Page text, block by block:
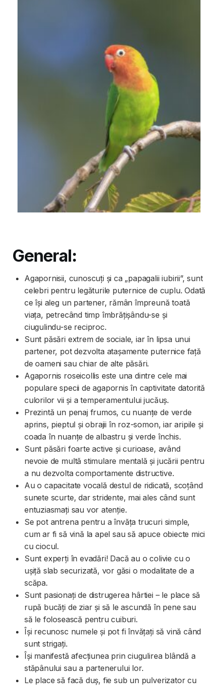
General:
Agapornisii, cunoscuți și ca „papagalii iubirii”, sunt
celebri pentru legăturile puternice de cuplu. Odată
ce își aleg un partener, rămân împreună toată
viața, petrecând timp îmbrățișându-se și
ciugulindu-se reciproc.
Sunt păsări extrem de sociale, iar în lipsa unui
partener, pot dezvolta atașamente puternice față
de oameni sau chiar de alte păsări.
Agapornis roseicollis este una dintre cele mai
populare specii de agapornis în captivitate datorită
culorilor vii și a temperamentului jucăuș.
Prezintă un penaj frumos, cu nuanțe de verde
aprins, pieptul și obrajii în roz-somon, iar aripile și
coada în nuanțe de albastru și verde închis.
Sunt păsări foarte active și curioase, având
nevoie de multă stimulare mentală și jucării pentru
a nu dezvolta comportamente distructive.
Au o capacitate vocală destul de ridicată, scoțând
sunete scurte, dar stridente, mai ales când sunt
entuziasmați sau vor atenție.
Se pot antrena pentru a învăța trucuri simple,
cum ar fi să vină la apel sau să apuce obiecte mici
cu ciocul.
Sunt experți în evadări! Dacă au o colivie cu o
ușiță slab securizată, vor găsi o modalitate de a
scăpa.
Sunt pasionați de distrugerea hârtiei – le place să
rupă bucăți de ziar și să le ascundă în pene sau
să le folosească pentru cuiburi.
Își recunosc numele și pot fi învățați să vină când
sunt strigați.
Își manifestă afecțiunea prin ciugulirea blândă a
stăpânului sau a partenerului lor.
Le place să facă duș, fie sub un pulverizator cu